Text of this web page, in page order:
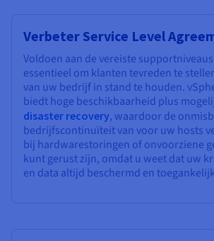
Verbeter Service Level
Voldoen aan de vereiste supportniveaus
essentieel om klanten tevreden te
van uw bedrijf in stand te houden.
biedt hoge beschikbaarheid plus
disaster recovery, waardoor de
bedrijfscontinuïteit van voor uw hosts
bij hardwarestoringen of onvoorziene
kunt gerust zijn, omdat u weet dat uw
en data altijd beschermd en